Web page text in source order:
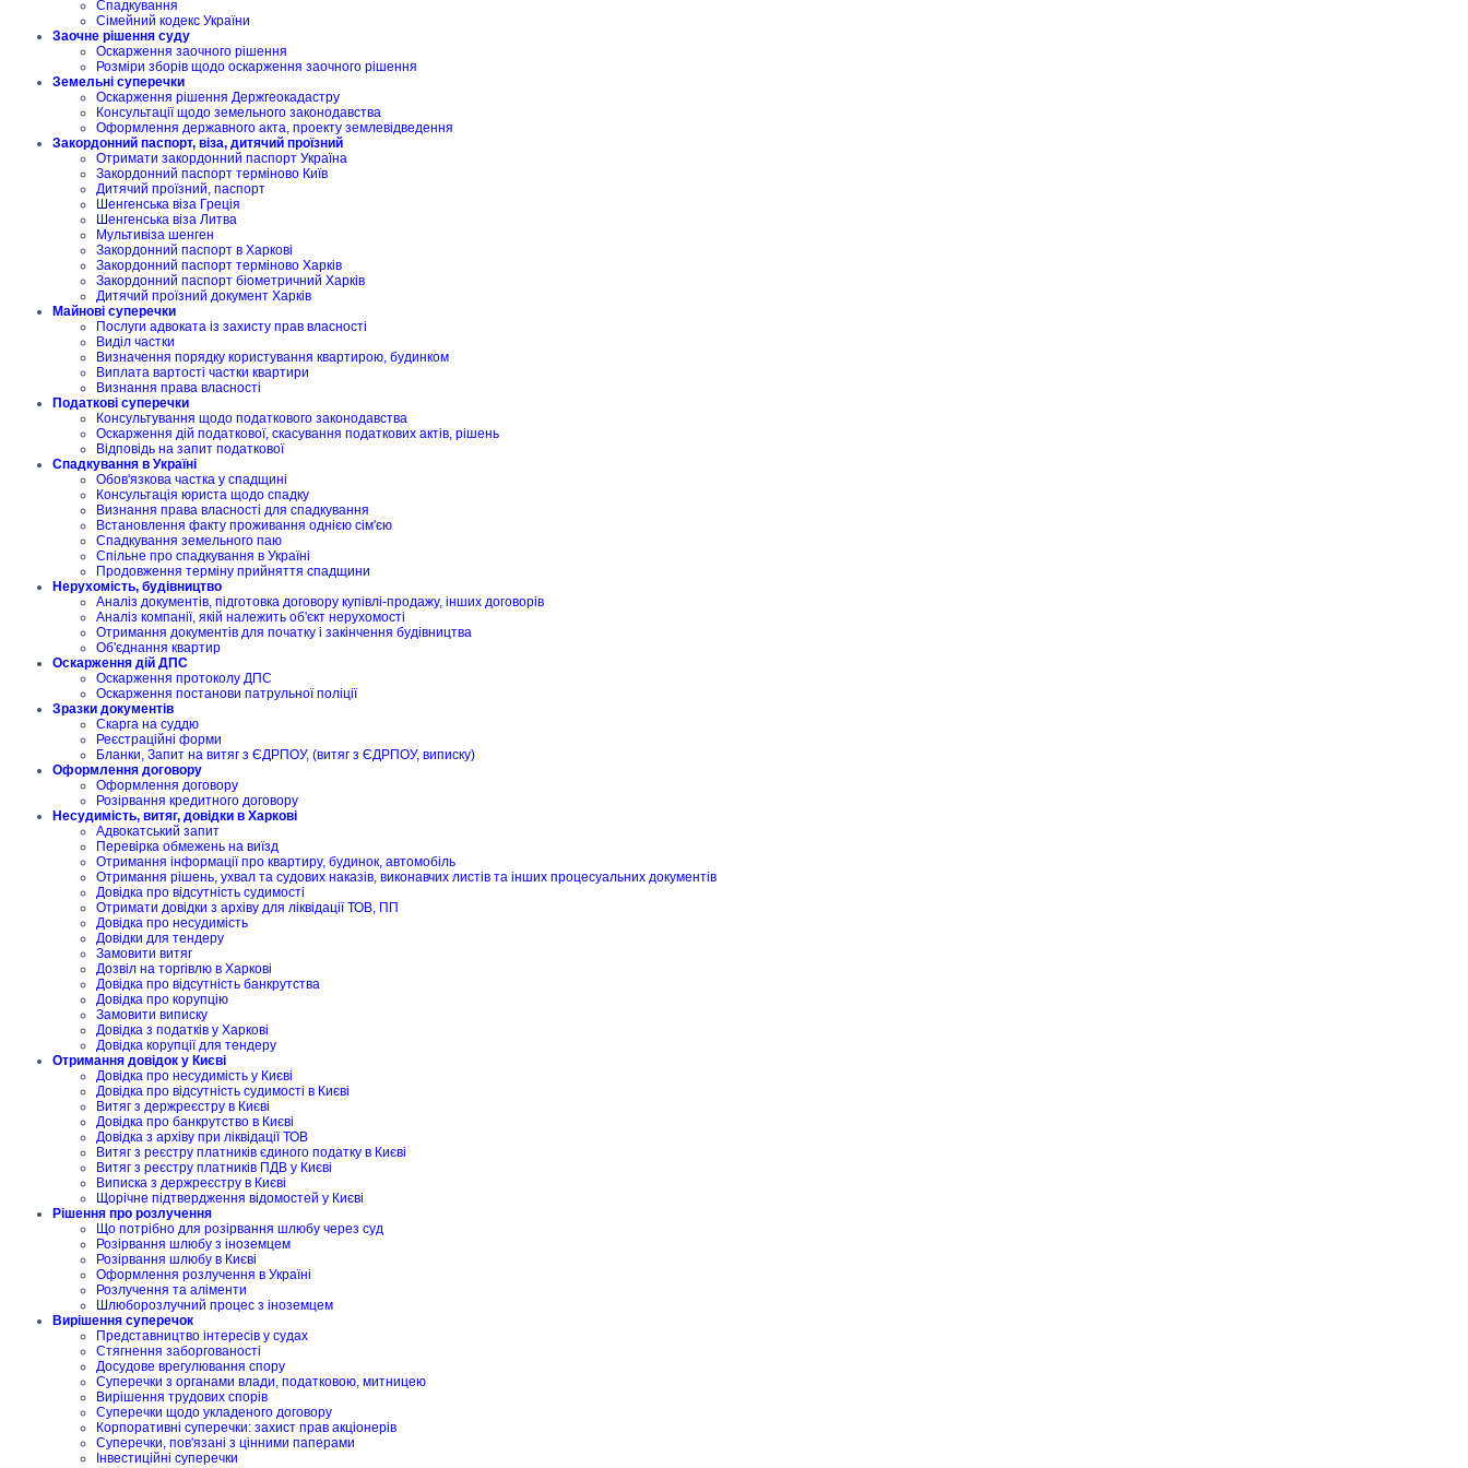
Спадкування
Сімейний кодекс України
Заочне рішення суду
Оскарження заочного рішення
Розміри зборів щодо оскарження заочного рішення
Земельні суперечки
Оскарження рішення Держгеокадастру
Консультації щодо земельного законодавства
Оформлення державного акта, проекту землевідведення
Закордонний паспорт, віза, дитячий проїзний
Отримати закордонний паспорт Україна
Закордонний паспорт терміново Київ
Дитячий проїзний, паспорт
Шенгенська віза Греція
Шенгенська віза Литва
Мультивіза шенген
Закордонний паспорт в Харкові
Закордонний паспорт терміново Харків
Закордонний паспорт біометричний Харків
Дитячий проїзний документ Харків
Майнові суперечки
Послуги адвоката із захисту прав власності
Виділ частки
Визначення порядку користування квартирою, будинком
Виплата вартості частки квартири
Визнання права власності
Податкові суперечки
Консультування щодо податкового законодавства
Оскарження дій податкової, скасування податкових актів, рішень
Відповідь на запит податкової
Спадкування в Україні
Обов'язкова частка у спадщині
Консультація юриста щодо спадку
Визнання права власності для спадкування
Встановлення факту проживання однією сім'єю
Спадкування земельного паю
Спільне про спадкування в Україні
Продовження терміну прийняття спадщини
Нерухомість, будівництво
Аналіз документів, підготовка договору купівлі-продажу, інших договорів
Аналіз компанії, якій належить об'єкт нерухомості
Отримання документів для початку і закінчення будівництва
Об'єднання квартир
Оскарження дій ДПС
Оскарження протоколу ДПС
Оскарження постанови патрульної поліції
Зразки документів
Скарга на суддю
Реєстраційні форми
Бланки, Запит на витяг з ЄДРПОУ, (витяг з ЄДРПОУ, виписку)
Оформлення договору
Оформлення договору
Розірвання кредитного договору
Несудимість, витяг, довідки в Харкові
Адвокатський запит
Перевірка обмежень на виїзд
Отримання інформації про квартиру, будинок, автомобіль
Отримання рішень, ухвал та судових наказів, виконавчих листів та інших процесуальних документів
Довідка про відсутність судимості
Отримати довідки з архіву для ліквідації ТОВ, ПП
Довідка про несудимість
Довідки для тендеру
Замовити витяг
Дозвіл на торгівлю в Харкові
Довідка про відсутність банкрутства
Довідка про корупцію
Замовити виписку
Довідка з податків у Харкові
Довідка корупції для тендеру
Отримання довідок у Києві
Довідка про несудимість у Києві
Довідка про відсутність судимості в Києві
Витяг з держреєстру в Києві
Довідка про банкрутство в Києві
Довідка з архіву при ліквідації ТОВ
Витяг з реєстру платників єдиного податку в Києві
Витяг з реєстру платників ПДВ у Києві
Виписка з держреєстру в Києві
Щорічне підтвердження відомостей у Києві
Рішення про розлучення
Що потрібно для розірвання шлюбу через суд
Розірвання шлюбу з іноземцем
Розірвання шлюбу в Києві
Оформлення розлучення в Україні
Розлучення та аліменти
Шлюборозлучний процес з іноземцем
Вирішення суперечок
Представництво інтересів у судах
Стягнення заборгованості
Досудове врегулювання спору
Суперечки з органами влади, податковою, митницею
Вирішення трудових спорів
Суперечки щодо укладеного договору
Корпоративні суперечки: захист прав акціонерів
Суперечки, пов'язані з цінними паперами
Інвестиційні суперечки